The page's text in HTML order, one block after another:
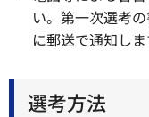
い。第一次選考
に郵送で通知しま
選考方法